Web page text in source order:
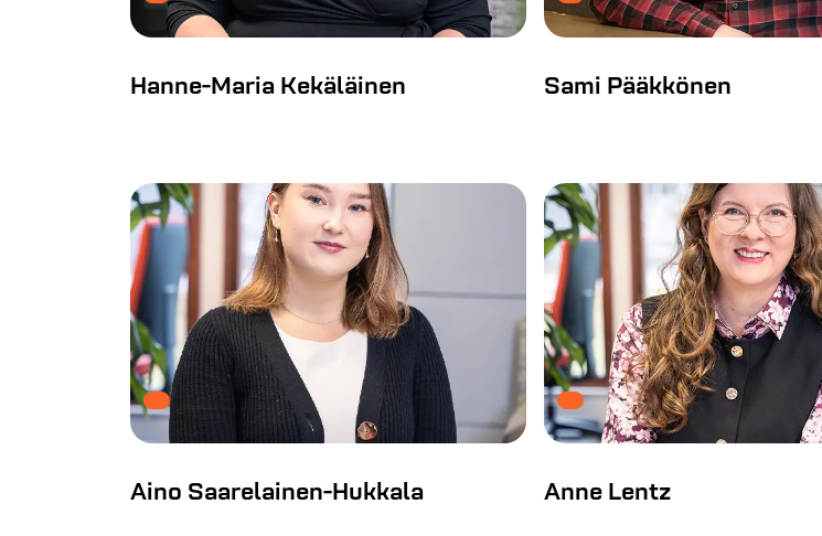
Hanne-Maria Kekäläinen Sami Pääkkönen
Aino Saarelainen-Hukkala Anne Lentz